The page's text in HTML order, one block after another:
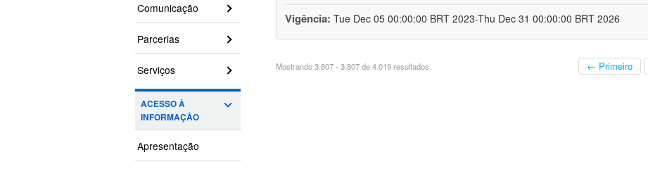
Comunicação
Parcerias
Serviços
ACESSO À
INFORMAÇÃO
Apresentação
Vigência: Tue Dec 05 00:00:00 BRT 2023-Thu Dec 31 00:00:00 BRT 2026
Mostrando 3.807 - 3.807 de 4.019 resultados. ← Primeiro